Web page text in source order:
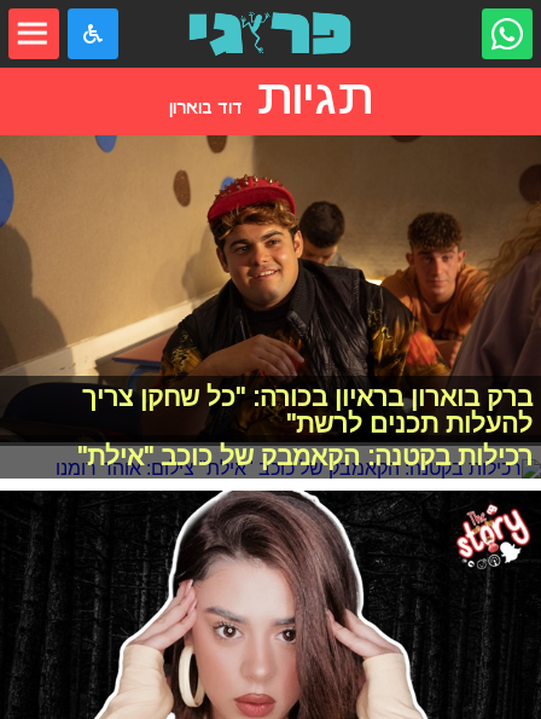
תגיות דוד בוארון
ברק בוארון בראיון בכורה: "כל שחקן צריך
להעלות תכנים לרשת"
רכילות בקטנה: הקאמבק של כוכב "אילת"